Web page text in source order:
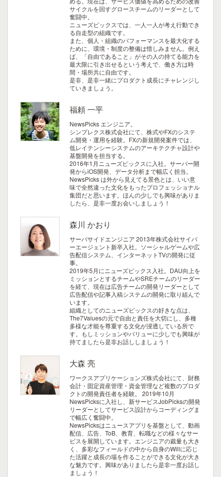
サイクルを回すグロースチームのリーダーとして
奮闘中。
ニューズピックスでは、一人一人が考え行動でき
る自走型の組織です。
また、個人・組織のパフォーマンスを最大化する
ために、環境・制度の整備は惜しみません。例え
ば、「自由であること」がその人の持てる能力を
最大限に引き出せるという考えで、働き方は時
間・場所共に自由です。
是非、是非一緒にプロダクト成長にチャレンジし
ていきましょう。
福頼 一平
NewsPicks エンジニア。
シンプレクス株式会社にて、株式やFXのシステ
ム開発・運用を経験。FXの新規開発案件では、
低レイテンシーシステムのアーキテクチャ設計や
基盤開発を担当する。
2016年1月ニューズピックスに入社。サーバー開
発からiOS開発、データ分析まで幅広く担当。
NewsPicks は外から見えてる景色とは、いい意
味で全然違った文化をもったプロフェッショナル
集団だと思います。ほんの少しでも興味がありま
したら、是非一度お会いしましょう！
森川 かおり
サーバサイドエンジニア 2013年株式会社サイバ
ーエージェント新卒入社。ソーシャルゲームや広
告配信システム、インターネットTVの開発に従
事。
2019年5月にニューズピックス入社。DAU向上を
ミッションとするチームやSREチームのリーダー
を経て、現在は広告チームの開発リーダーとして
広告配信や記事入稿システムの開発に取り組んで
います。
組織としてのニューズピックスの好きな点は、
The7Valuesの元で自由と責任を大切にし、多種
多様な才能を尊重する文化が浸透している所で
す。もしミッションやバリューに少しでも興味が
持てましたら是非お話ししましょう！
大森 亮
ワークスアプリケーションズ株式会社にて、財務
会計・固定資産管理・資金管理など複数のプロダ
クトの開発責任者を経験。 2019年10月
NewsPicksに入社し、新サービスJobPicksの開発
リーダーとしてサービス設計からコーディングま
で幅広く奮闘中。
NewsPicksはニュースアプリを基盤として、動画
配信、広告、ToB、教育、転職などの様々なサー
ビスを展開しています。エンジニアの裁量も大き
く、多彩なフィールドの中から自身のWillに応じ
た活躍と成長の場を作ることができる文化が大き
な魅力です。興味がありましたら是非一度お話し
ましょう！